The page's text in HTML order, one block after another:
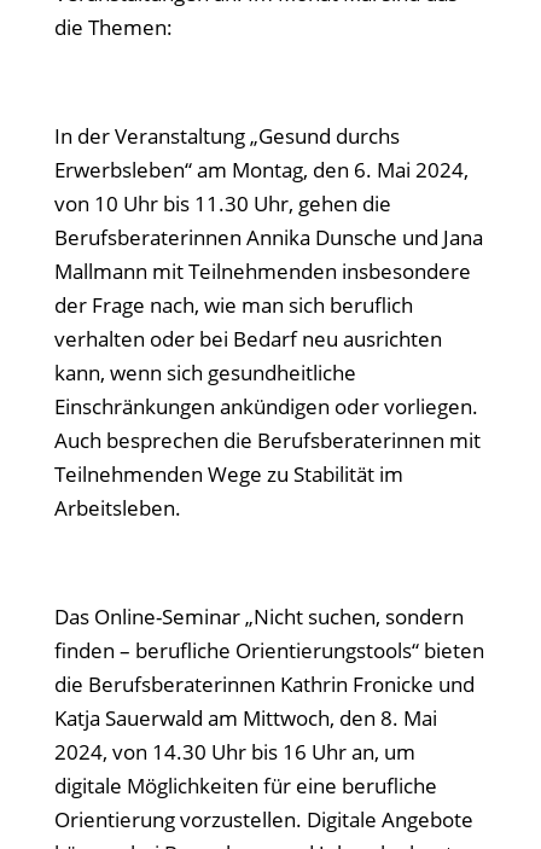
die Themen:
In der Veranstaltung „Gesund durchs
Erwerbsleben“ am Montag, den 6. Mai 2024,
von 10 Uhr bis 11.30 Uhr, gehen die
Berufsberaterinnen Annika Dunsche und Jana
Mallmann mit Teilnehmenden insbesondere
der Frage nach, wie man sich beruflich
verhalten oder bei Bedarf neu ausrichten
kann, wenn sich gesundheitliche
Einschränkungen ankündigen oder vorliegen.
Auch besprechen die Berufsberaterinnen mit
Teilnehmenden Wege zu Stabilität im
Arbeitsleben.
Das Online-Seminar „Nicht suchen, sondern
finden – berufliche Orientierungstools“ bieten
die Berufsberaterinnen Kathrin Fronicke und
Katja Sauerwald am Mittwoch, den 8. Mai
2024, von 14.30 Uhr bis 16 Uhr an, um
digitale Möglichkeiten für eine berufliche
Orientierung vorzustellen. Digitale Angebote